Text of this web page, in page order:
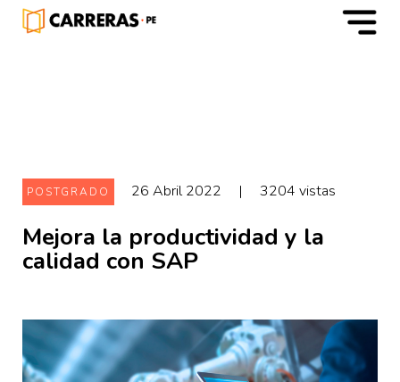
m
POSTGRADO 26 Abril 2022 | 3204 vistas
Mejora la productividad y la
calidad con SAP